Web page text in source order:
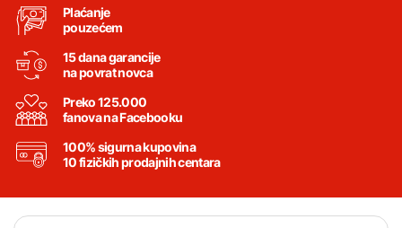
Plaćanje
pouzećem
15 dana garancije
na povrat novca
Preko 125.000
fanova na Facebooku
100% sigurna kupovina
10 fizičkih prodajnih centara